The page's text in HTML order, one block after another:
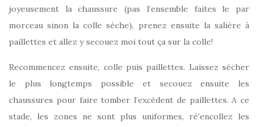
joyeusement la chaussure (pas l’ensemble faites le par
morceau sinon la colle sèche), prenez ensuite la salière à
paillettes et allez y secouez moi tout ça sur la colle!
Recommencez ensuite, colle puis paillettes. Laissez sécher
le plus longtemps possible et secouez ensuite les
chaussures pour faire tomber l’excédent de paillettes. A ce
stade, les zones ne sont plus uniformes, ré’encollez les